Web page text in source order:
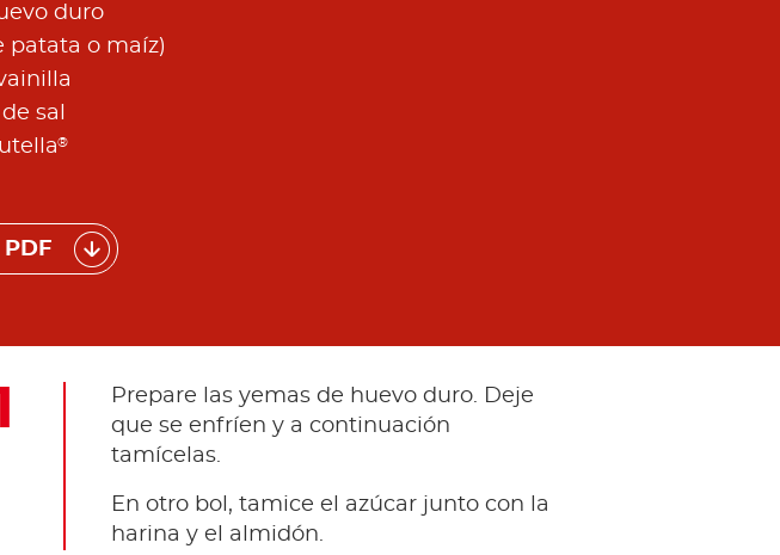
duro
patata o maíz)
sal
®
Prepare las yemas de huevo duro. Deje
que se enfríen y a continuación
tamícelas.
En otro bol, tamice el azúcar junto con la
harina y el almidón.